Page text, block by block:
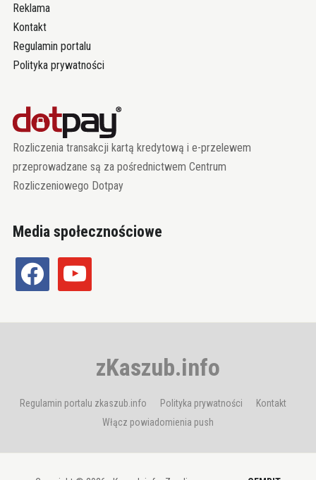
Reklama
Kontakt
Regulamin portalu
Polityka prywatności
Rozliczenia transakcji kartą kredytową i e-przelewem
przeprowadzane są za pośrednictwem Centrum
Rozliczeniowego Dotpay
Media społecznościowe
facebook youtube
zKaszub.info
Regulamin portalu zkaszub.info Polityka prywatności
Kontakt
Włącz powiadomienia push